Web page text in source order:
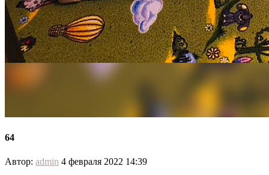
64
Автор: admin 4 февраля 2022 14:39